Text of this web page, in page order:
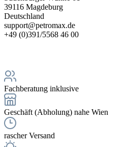
39116 Magdeburg
Deutschland
support@petromax.de
+49 (0)391/5568 46 00
Fachberatung inklusive
Geschäft (Abholung) nahe Wien
rascher Versand